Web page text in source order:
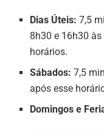
Dias Úteis: 7,5
8h30 e 16h30
horários.
Sábados: 7,5
após esse
Domingos e